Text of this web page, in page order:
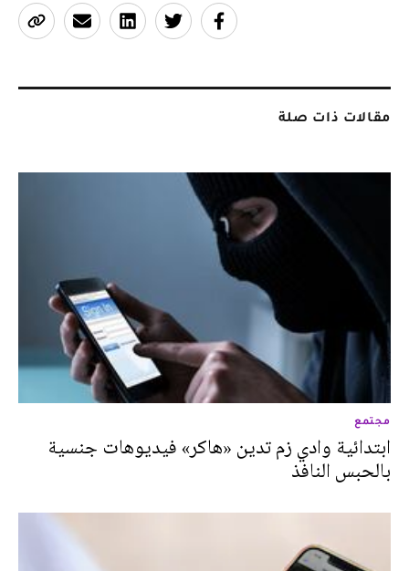
مقالات ذات صلة
مجتمع
ابتدائية وادي زم تدين «هاكر» فيديوهات جنسية
بالحبس النافذ